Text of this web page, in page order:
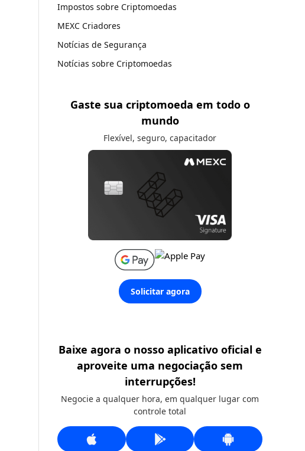
Impostos sobre Criptomoedas
MEXC Criadores
Notícias de Segurança
Notícias sobre Criptomoedas
Gaste sua criptomoeda em todo o
mundo
Flexível, seguro, capacitador
Solicitar agora
Baixe agora o nosso aplicativo oficial e
aproveite uma negociação sem
interrupções!
Negocie a qualquer hora, em qualquer lugar com
controle total